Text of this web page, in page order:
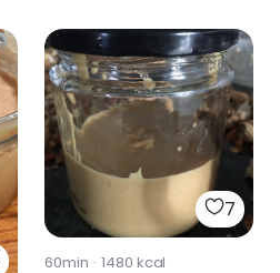
7
60min · 1480 kcal